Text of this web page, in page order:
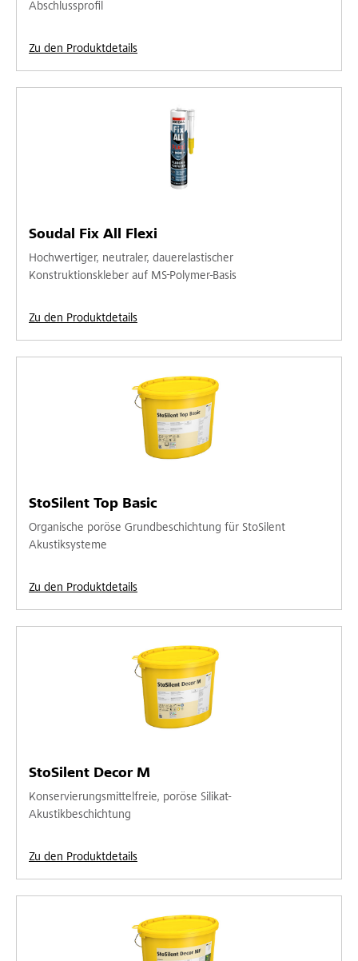
Abschlussprofil
Zu den Produktdetails
Soudal Fix All Flexi
Hochwertiger, neutraler, dauerelastischer
Konstruktionskleber auf MS-Polymer-Basis
Zu den Produktdetails
StoSilent Top Basic
Organische poröse Grundbeschichtung für StoSilent
Akustiksysteme
Zu den Produktdetails
StoSilent Decor M
Konservierungsmittelfreie, poröse Silikat-
Akustikbeschichtung
Zu den Produktdetails